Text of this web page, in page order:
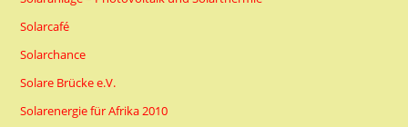
Solarcafé
Solarchance
Solare Brücke e.V.
Solarenergie für Afrika 2010